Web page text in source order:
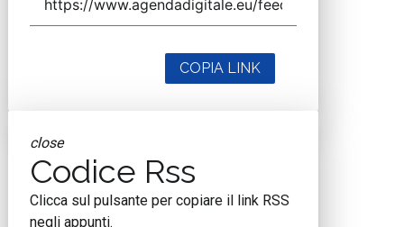
COPIA LINK
close
Codice Rss
Clicca sul pulsante per copiare il link RSS
negli appunti.